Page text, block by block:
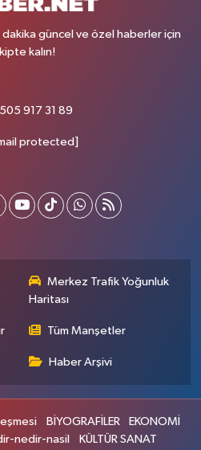
dakika güncel ve özel haberler için
kalın!
917 31 89
protected]
Merkez Trafik Yoğunluk
Haritası
Tüm Manşetler
Haber Arşivi
BİYOGRAFİLER
EKONOMİ
nedir-nasil KÜLTÜR SANAT